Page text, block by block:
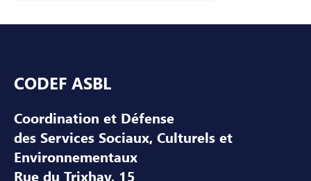
CODEF ASBL
Coordination et Défense
des Services Sociaux, Culturels et
Environnementaux
Rue du Trixhay, 15